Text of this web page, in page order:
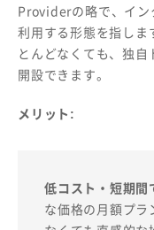
Providerの略で、イン
利用する形態を指しま
とんどなくても、独自
開設できます。
メリット:
低コスト・短期間
な価格の月額プ